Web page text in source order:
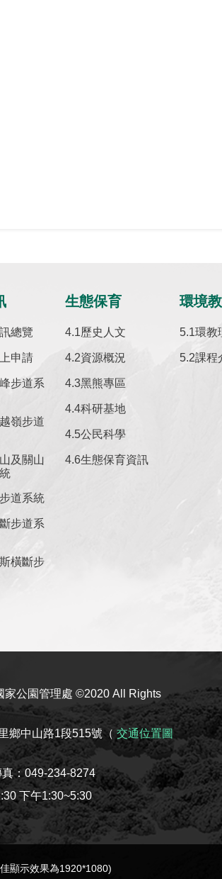
總覽
申請
步道系
嶺步道
及關山
道系統
步道系
橫斷步
生態保育
歷史人文
資源概況
黑熊專區
科研基地
公民科學
生態保育資訊
環境
環教
課程
家公園管理處 ©2020 All Rights
鄉中山路1段515號（ 交通位置圖
真：049-234-8274
下午1:30~5:30
顯示效果為1920*1080)